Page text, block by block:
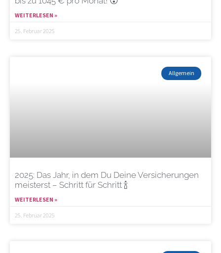
WEITERLESEN »
25. Februar 2025
Allgemein
2025: Das Jahr, in dem Du Deine Versicherungen
meisterst – Schritt für Schritt 🍾
WEITERLESEN »
25. Februar 2025